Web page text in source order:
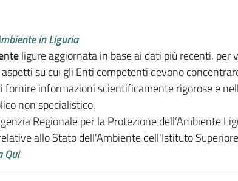
in Liguria
ligure aggiornata in base ai dati più recenti, per
su cui gli Enti competenti devono
fornire informazioni scientificamente rigorose e
non specialistico.
Regionale per la Protezione dell’Ambiente
allo Stato dell'Ambiente dell'Istituto
Qui